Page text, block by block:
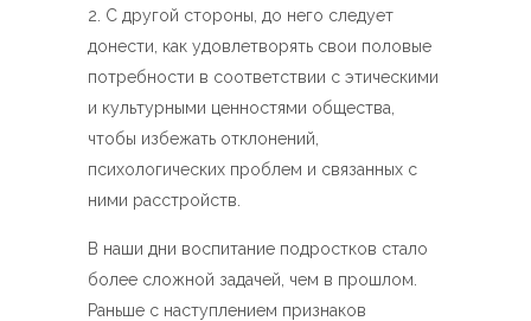
С другой стороны, до него следует
донести, как удовлетворять свои половые
потребности в соответствии с этическими
и культурными ценностями общества,
чтобы избежать отклонений,
психологических проблем и связанных с
ними расстройств.
В наши дни воспитание подростков стало
более сложной задачей, чем в прошлом.
Раньше с наступлением признаков